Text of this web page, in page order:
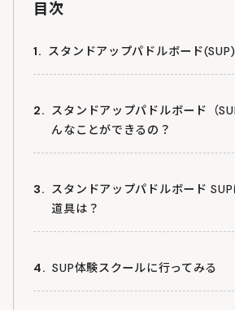
目次
スタンドアップパドルボード
スタンドアップパドルボード（
んなことができるの？
２．カヤック
４．フィッシング
スタンドアップパドルボード
道具は？
パドル（オール）
SUP体験スクールに行ってみる